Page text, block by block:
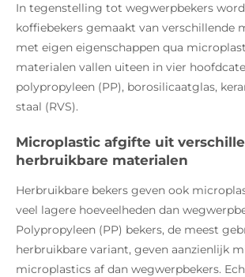
In tegenstelling tot wegwerpbekers
koffiebekers gemaakt van verschillende
met eigen eigenschappen qua
materialen vallen uiteen in vier
polypropyleen (PP), borosilicaatglas,
staal (RVS).
Microplastic afgifte uit
herbruikbare materialen
Herbruikbare bekers geven ook
veel lagere hoeveelheden dan
Polypropyleen (PP) bekers, de meest
herbruikbare variant, geven aanzienlijk
microplastics af dan wegwerpbekers.